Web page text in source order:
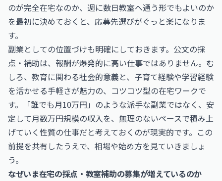
のが完全在宅なのか、週に数日教室へ通う形でもよいのか
を最初に決めておくと、応募先選びがぐっと楽になりま
す。
副業としての位置づけも明確にしておきます。公文の採
点・補助は、報酬が爆発的に高い仕事ではありません。む
しろ、教育に関わる社会的意義と、子育て経験や学習経験
を活かせる手軽さが魅力の、コツコツ型の在宅ワークで
す。「誰でも月10万円」のような派手な副業ではなく、安
定して月数万円規模の収入を、無理のないペースで積み上
げていく性質の仕事だと考えておくのが現実的です。この
前提を共有したうえで、相場や始め方を見ていきましょ
う。
なぜいま在宅の採点・教室補助の募集が増えているのか